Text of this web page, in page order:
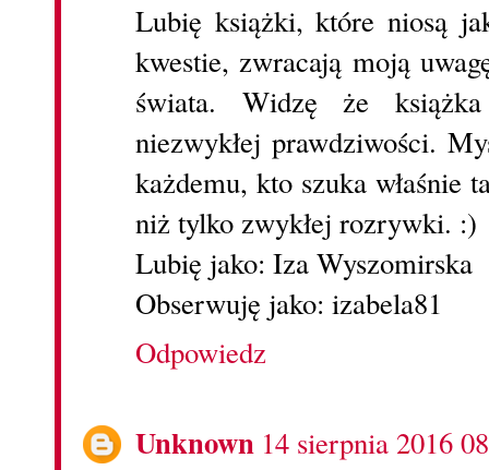
Lubię książki, które niosą
kwestie, zwracają moją
świata. Widzę że
niezwykłej prawdziwości.
każdemu, kto szuka właśnie
niż tylko zwykłej rozrywki. :)
Lubię jako: Iza Wyszomirska
Obserwuję jako: izabela81
Odpowiedz
Unknown 14 sierpnia 2016